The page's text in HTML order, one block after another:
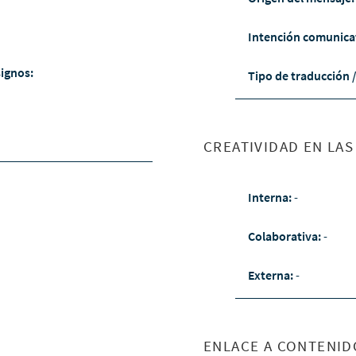
Intención
Tipo de
CREATIVIDAD EN
Interna:-
Colaborativa:-
Externa:-
ENLACE A